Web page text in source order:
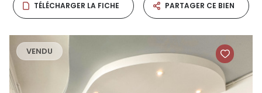
TÉLÉCHARGER LA FICHE PARTAGER CE BIEN
VENDU